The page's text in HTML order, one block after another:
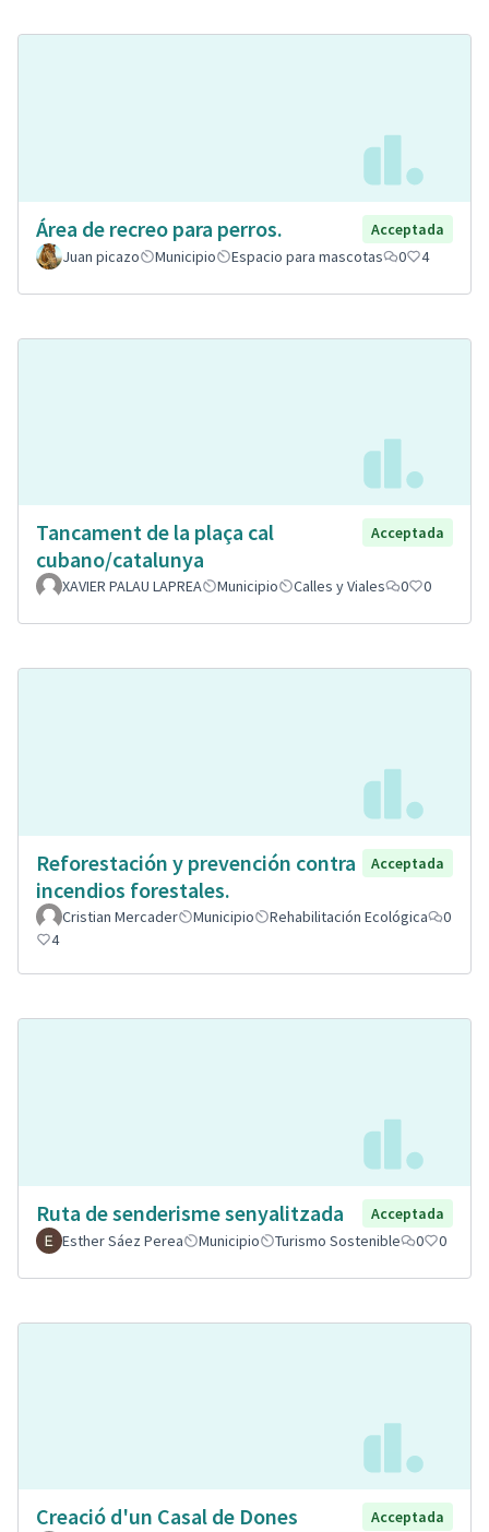
Área de recreo para perros.
Acceptada
Juan picazo
Municipio Espacio para mascotas 0 4
Tancament de la plaça cal
cubano/catalunya
Acceptada
XAVIER PALAU LAPREA Municipio Calles y Viales 0 0
Reforestación y prevención contra
incendios forestales.
Acceptada
Cristian Mercader Municipio Rehabilitación Ecológica
0
4
Ruta de senderisme senyalitzada
Acceptada
Esther Sáez Perea
Municipio Turismo Sostenible 0 0
Creació d'un Casal de Dones
Acceptada